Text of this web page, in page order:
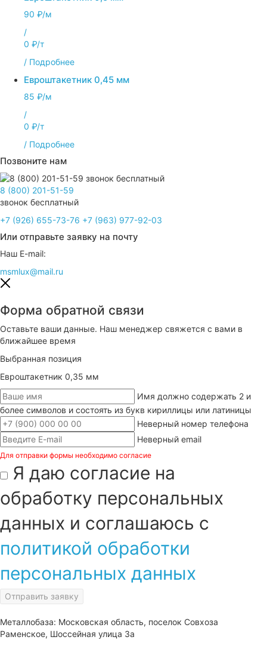
90 ₽/м
/
0 ₽/т
/ Подробнее
Евроштакетник 0,45 мм
85 ₽/м
/
0 ₽/т
/ Подробнее
Позвоните нам
8 (800) 201-51-59
звонок бесплатный
+7 (926) 655-73-76 +7 (963) 977-92-03
Или отправьте заявку на почту
Наш E-mail:
msmlux@mail.ru
Форма обратной связи
Оставьте ваши данные. Наш менеджер свяжется с вами в
ближайшее время
Выбранная позиция
Евроштакетник 0,35 мм
Имя должно содержать 2 и
более символов и состоять из букв кириллицы или латиницы
Неверный номер телефона
Неверный email
Для отправки формы необходимо согласие
Я даю согласие на
обработку персональных
данных и соглашаюсь с
политикой обработки
персональных данных
Отправить заявку
Металлобаза: Московская область, поселок Совхоза
Раменское, Шоссейная улица 3а